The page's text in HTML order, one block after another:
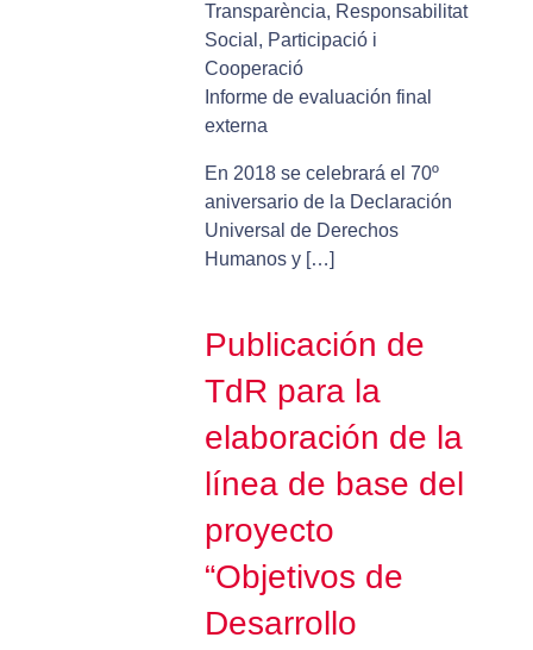
Transparència, Responsabilitat
Social, Participació i
Cooperació
Informe de evaluación final
externa
En 2018 se celebrará el 70º
aniversario de la Declaración
Universal de Derechos
Humanos y […]
Publicación de
TdR para la
elaboración de la
línea de base del
proyecto
“Objetivos de
Desarrollo